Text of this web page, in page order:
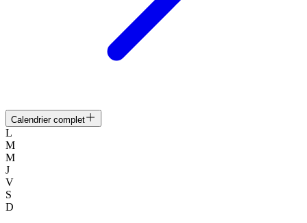
Calendrier complet
L
M
M
J
V
S
D